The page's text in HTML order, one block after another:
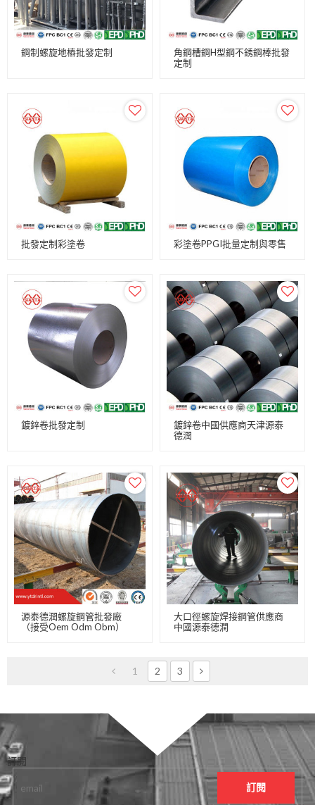
鋼制螺旋地樁批發定制
角鋼槽鋼H型鋼不銹鋼棒批發
定制
批發定制彩塗卷 彩塗卷PPGI批量定制與零售
鍍鋅卷批發定制
鍍鋅卷中國供應商天津源泰
德潤
源泰德潤螺旋鋼管批發廠
（接受Oem Odm Obm）
大口徑螺旋焊接鋼管供應商
中國源泰德潤
1 2 3
訂閱